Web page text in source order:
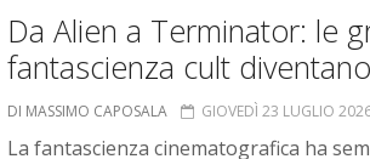
Da Alien a Terminator: le
fantascienza cult
DI MASSIMO CAPOSALA GIOVEDÌ 23 LUGLIO
La fantascienza cinematografica ha